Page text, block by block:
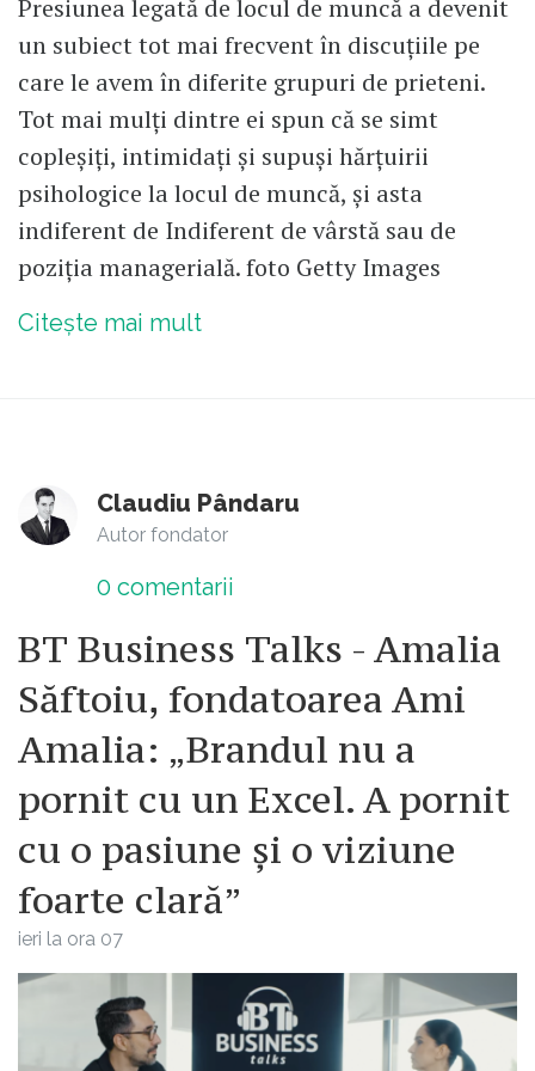
Presiunea legată de locul de muncă a devenit
un subiect tot mai frecvent în discuțiile pe
care le avem în diferite grupuri de prieteni.
Tot mai mulți dintre ei spun că se simt
copleșiți, intimidați și supuși hărțuirii
psihologice la locul de muncă, și asta
indiferent de Indiferent de vârstă sau de
poziția managerială. foto Getty Images
Citește mai mult
Claudiu Pândaru
Autor fondator
0 comentarii
BT Business Talks - Amalia
Săftoiu, fondatoarea Ami
Amalia: „Brandul nu a
pornit cu un Excel. A pornit
cu o pasiune și o viziune
foarte clară”
ieri la ora 07